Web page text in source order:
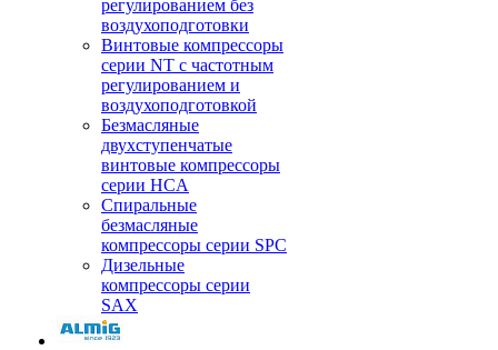
регулированием без
воздухоподготовки
Винтовые компрессоры
серии NT с частотным
регулированием и
воздухоподготовкой
Безмасляные
двухступенчатые
винтовые компрессоры
серии HCA
Спиральные
безмасляные
компрессоры серии SPC
Дизельные
компрессоры серии
SAX